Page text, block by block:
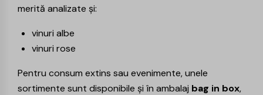
merită analizate și:
vinuri albe
vinuri rose
Pentru consum extins sau evenimente, unele
sortimente sunt disponibile și în ambalaj bag in box,